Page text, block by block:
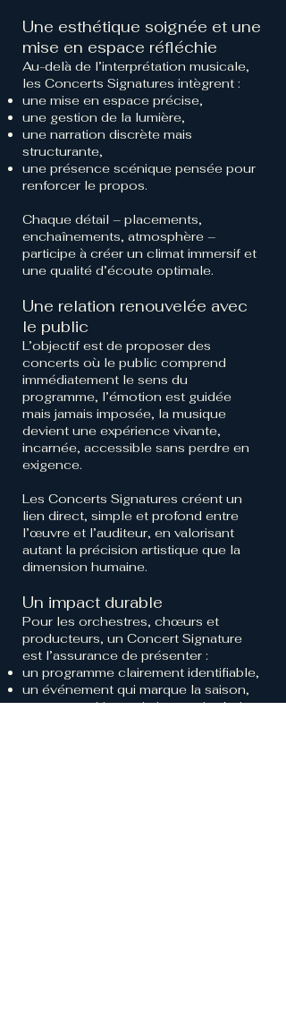
Une esthétique soignée et une
mise en espace réfléchie
Au-delà de l’interprétation musicale,
les Concerts Signatures intègrent :
une mise en espace précise,
une gestion de la lumière,
une narration discrète mais
structurante,
une présence scénique pensée pour
renforcer le propos.
Chaque détail – placements,
enchaînements, atmosphère –
participe à créer un climat immersif et
une qualité d’écoute optimale.
Une relation renouvelée avec
le public
L’objectif est de proposer des
concerts où le public comprend
immédiatement le sens du
programme, l’émotion est guidée
mais jamais imposée, la musique
devient une expérience vivante,
incarnée, accessible sans perdre en
exigence.
Les Concerts Signatures créent un
lien direct, simple et profond entre
l’œuvre et l’auditeur, en valorisant
autant la précision artistique que la
dimension humaine.
Un impact durable
Pour les orchestres, chœurs et
producteurs, un Concert Signature
est l’assurance de présenter :
un programme clairement identifiable,
un événement qui marque la saison,
une proposition artistique qui valorise